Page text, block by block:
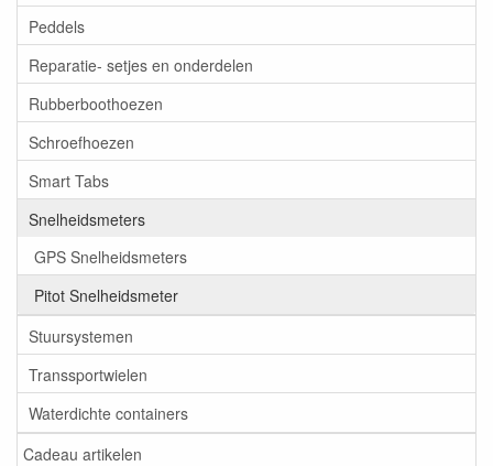
Peddels
Reparatie- setjes en onderdelen
Rubberboothoezen
Schroefhoezen
Smart Tabs
Snelheidsmeters
GPS Snelheidsmeters
Pitot Snelheidsmeter
Stuursystemen
Transsportwielen
Waterdichte containers
Cadeau artikelen